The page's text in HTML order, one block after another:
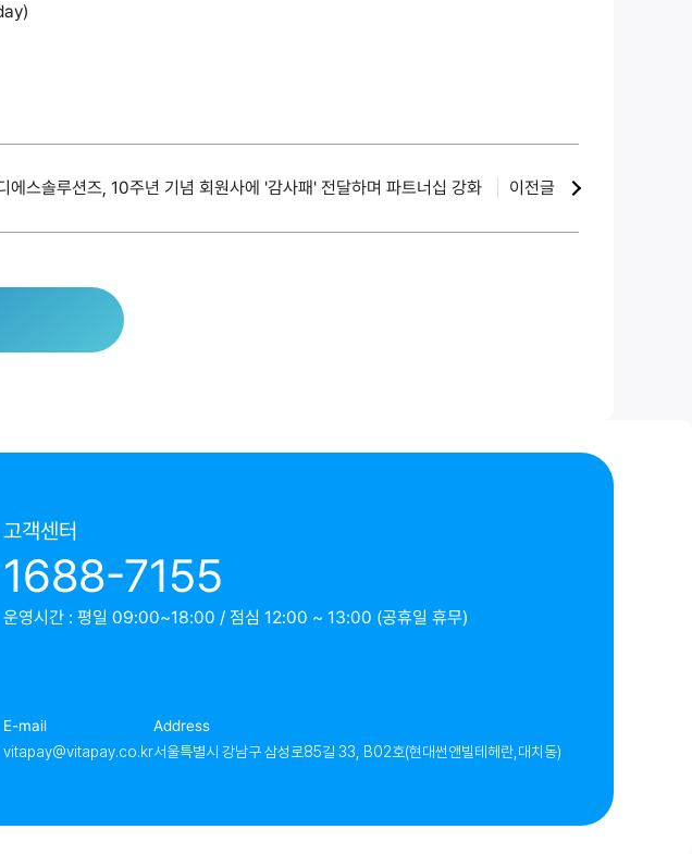
에스솔루션즈, 10주년 기념 회원사에 '감사패' 전달하며 파트너십 강화 이전글
고객센터
1688-7155
운영시간 : 평일 09:00~18:00 / 점심 12:00 ~ 13:00 (공휴일 휴무)
E-mail
vitapay@vitapay.co.kr
Address
서울특별시 강남구 삼성로85길 33, B02호(현대썬앤빌테헤란,대치동)